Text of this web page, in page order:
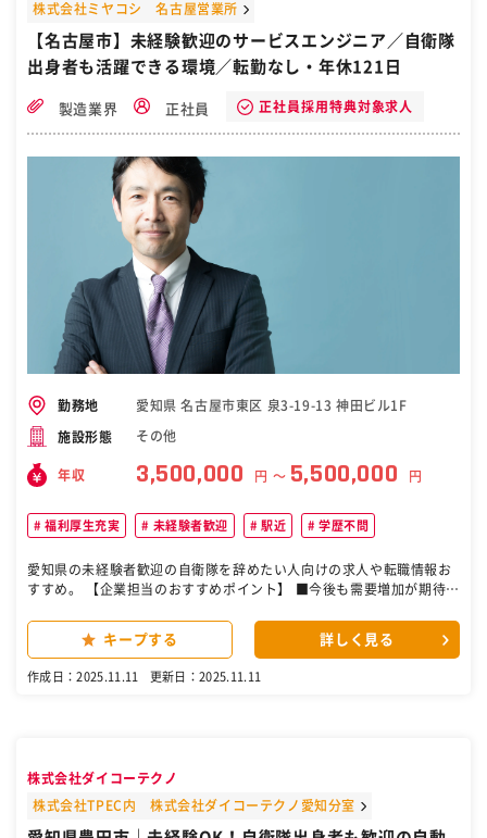
もちろん、ブランクがある方もご安心を！ 未経験歓迎！入社後はしっ
な知識などを学んでいただきます。 実際に客先で設備が動くところま
で見届けることができるので、 モノづくりの楽しさややりがいを感じ
社が負担します。 【勤務地】 【マイカー通勤可／基本転勤なし】 以
戸市中央区港島南町7丁目2-16 ⇒神戸新交通ポートライナー「計算科
学センター駅」より徒歩11分 【雇入れ直後】上記事業所 【変更の範
囲】会社の定める各事業所 ［自衛隊・転職・求人］
株式会社ミヤコシ 名古屋営業所
【名古屋市】未経験歓迎のサービスエンジニア／自衛隊
出身者も活躍できる環境／転勤なし・年休121日
製造業界 正社員 正社員採用特典対象求人
勤務地 愛知県 名古屋市東区 泉3-19-13 神田ビル1F
施設形態 その他
年収 3,500,000 円 〜 5,500,000 円
福利厚生充実 未経験者歓迎 駅近 学歴不問
愛知県の未経験者歓迎の自衛隊を辞めたい人向けの求人や転職情報お
すすめ。 【企業担当のおすすめポイント】 ■今後も需要増加が期待で
す。 ■パンやお菓子を包装するフィルムパッケージ、店頭に並ぶ商品
のPOPラベルやシール、アパレル用品など身近な製品の製造に役立っ
し、残業は月10～15時間と働きやすい環境のため、平均勤続年数は1
※工場や建物設備への改造等の業務は発生しません。 ■モーターやPL
Cの変更 ■お客様向けの作業報告書作成 ＜担当エリア＞中部・東海エ
キープする 詳しく見る
作成日：2025.11.11 更新日：2025.11.11
株式会社ダイコーテクノ
株式会社TPEC内 株式会社ダイコーテクノ愛知分室